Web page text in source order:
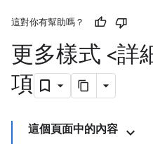
這對你有幫助嗎？
更多樣式 <詳
項
這個頁面中的內容